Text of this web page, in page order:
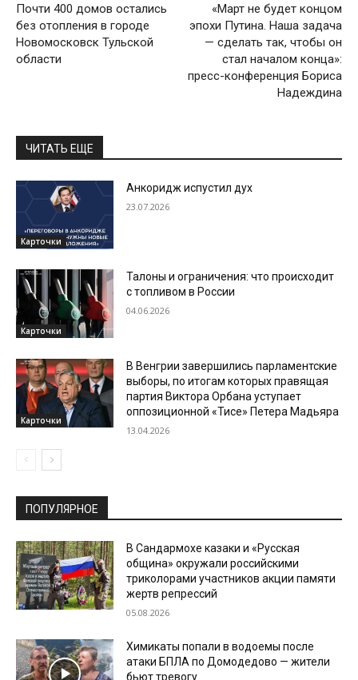
Почти 400 домов остались
без отопления в городе
Новомосковск Тульской
области
«Март не будет концом
эпохи Путина. Наша задача
— сделать так, чтобы он
стал началом конца»:
пресс-конференция Бориса
Надеждина
ЧИТАТЬ ЕЩЕ
Карточки
Анкоридж испустил дух
23.07.2026
Карточки
Талоны и ограничения: что происходит
с топливом в России
04.06.2026
Карточки
В Венгрии завершились парламентские
выборы, по итогам которых правящая
партия Виктора Орбана уступает
оппозиционной «Тисе» Петера Мадьяра
13.04.2026
ПОПУЛЯРНОЕ
В Сандармохе казаки и «Русская
община» окружали российскими
триколорами участников акции памяти
жертв репрессий
05.08.2026
Химикаты попали в водоемы после
атаки БПЛА по Домодедово — жители
бьют тревогу